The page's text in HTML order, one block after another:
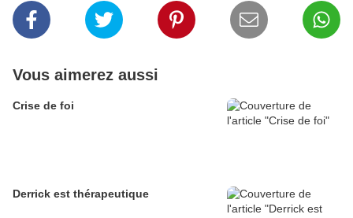
Vous aimerez aussi
Crise de foi
Derrick est thérapeutique